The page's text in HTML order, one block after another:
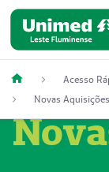
Acesso
Novas Aquisições